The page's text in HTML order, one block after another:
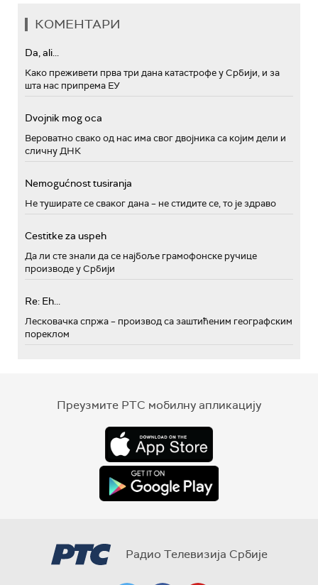
КОМЕНТАРИ
Da, ali...
Како преживети прва три дана катастрофе у Србији, и за
шта нас припрема ЕУ
Dvojnik mog oca
Вероватно свако од нас има свог двојника са којим дели и
сличну ДНК
Nemogućnost tusiranja
Не туширате се сваког дана – не стидите се, то је здраво
Cestitke za uspeh
Да ли сте знали да се најбоље грамофонске ручице
производе у Србији
Re: Eh...
Лесковачка спржа – производ са заштићеним географским
пореклом
Преузмите РТС мобилну апликацију
Радио Телевизија Србије